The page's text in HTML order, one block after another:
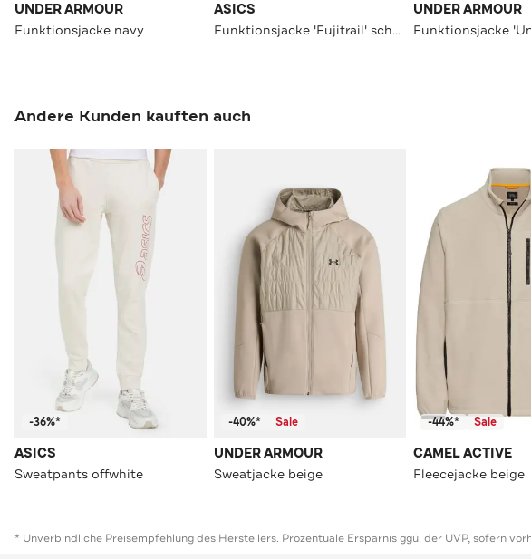
UNDER ARMOUR
Funktionsjacke navy
ASICS
Funktionsjacke 'Fujitrail' schwarz gemustert
UNDER ARMOUR
Andere Kunden kauften auch
-36%*
ASICS
Sweatpants offwhite
-40%* Sale
UNDER ARMOUR
Sweatjacke beige
-44%* Sale
CAMEL ACTIVE
Fleecejacke beige
* Unverbindliche Preisempfehlung des Herstellers. Prozentuale Ersparnis ggü. der UVP, sofern